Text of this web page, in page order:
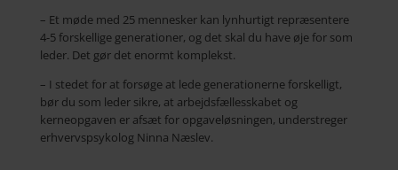
– Et møde med 25 mennesker kan lynhurtigt repræsentere
4-5 forskellige generationer, og det skal du have øje for som
leder. Det gør det enormt komplekst.
– I stedet for at forsøge at lede generationerne forskelligt,
bør du som leder sikre, at arbejdsfællesskabet og
kerneopgaven er afsæt for opgaveløsningen, understreger
erhvervspsykolog Ninna Næslev.